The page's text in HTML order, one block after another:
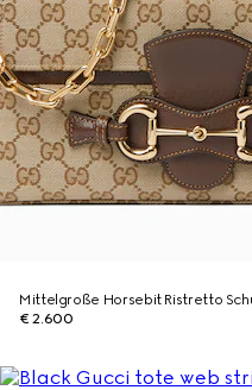
Mittelgroße Horsebit Ristretto
€ 2.600